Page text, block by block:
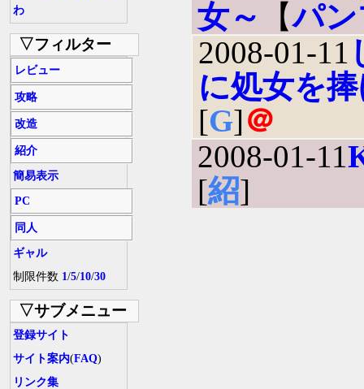
わ
▽フィルター
レビュー
攻略
改造
紹介
簡易表示
PC
同人
ギャル
制限件数 1/5/10/30
▽サブメニュー
登録サイト
サイト案内(FAQ)
リンク集
女～
【パ
2008-01-11
に処女を
[G]＠
2008-01-11
[紹]